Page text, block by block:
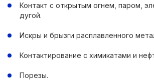
Контакт с открытым огнем, паром,
дугой.
Искры и брызги расплавленного
Контактирование с химикатами и
Порезы.